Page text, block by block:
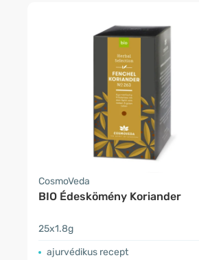
CosmoVeda
BIO Édeskömény Koriander
25x1.8g
ajurvédikus recept